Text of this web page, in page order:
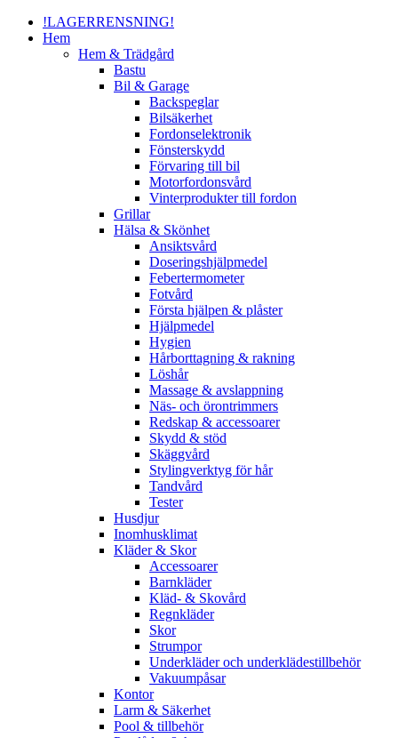
!LAGERRENSNING!
Hem
Hem & Trädgård
Bastu
Bil & Garage
Backspeglar
Bilsäkerhet
Fordonselektronik
Fönsterskydd
Förvaring till bil
Motorfordonsvård
Vinterprodukter till fordon
Grillar
Hälsa & Skönhet
Ansiktsvård
Doseringshjälpmedel
Febertermometer
Fotvård
Första hjälpen & plåster
Hjälpmedel
Hygien
Hårborttagning & rakning
Löshår
Massage & avslappning
Näs- och örontrimmers
Redskap & accessoarer
Skydd & stöd
Skäggvård
Stylingverktyg för hår
Tandvård
Tester
Husdjur
Inomhusklimat
Kläder & Skor
Accessoarer
Barnkläder
Kläd- & Skovård
Regnkläder
Skor
Strumpor
Underkläder och underklädestillbehör
Vakuumpåsar
Kontor
Larm & Säkerhet
Pool & tillbehör